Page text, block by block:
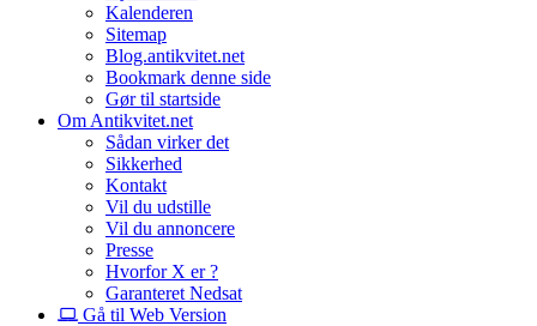
Kalenderen
Sitemap
Blog.antikvitet.net
Bookmark denne side
Gør til startside
Om Antikvitet.net
Sådan virker det
Sikkerhed
Kontakt
Vil du udstille
Vil du annoncere
Presse
Hvorfor X er ?
Garanteret Nedsat
Gå til Web Version